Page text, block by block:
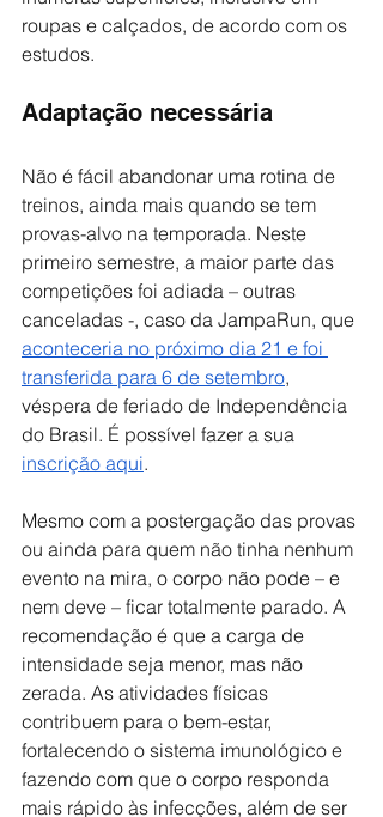
roupas e calçados, de acordo com os
estudos.
Adaptação necessária
Não é fácil abandonar uma rotina de
treinos, ainda mais quando se tem
provas-alvo na temporada. Neste
primeiro semestre, a maior parte das
competições foi adiada – outras
canceladas -, caso da JampaRun, que
aconteceria no próximo dia 21 e foi
transferida para 6 de setembro,
véspera de feriado de Independência
do Brasil. É possível fazer a sua
inscrição aqui.
Mesmo com a postergação das provas
ou ainda para quem não tinha nenhum
evento na mira, o corpo não pode – e
nem deve – ficar totalmente parado. A
recomendação é que a carga de
intensidade seja menor, mas não
zerada. As atividades físicas
contribuem para o bem-estar,
fortalecendo o sistema imunológico e
fazendo com que o corpo responda
mais rápido às infecções, além de ser